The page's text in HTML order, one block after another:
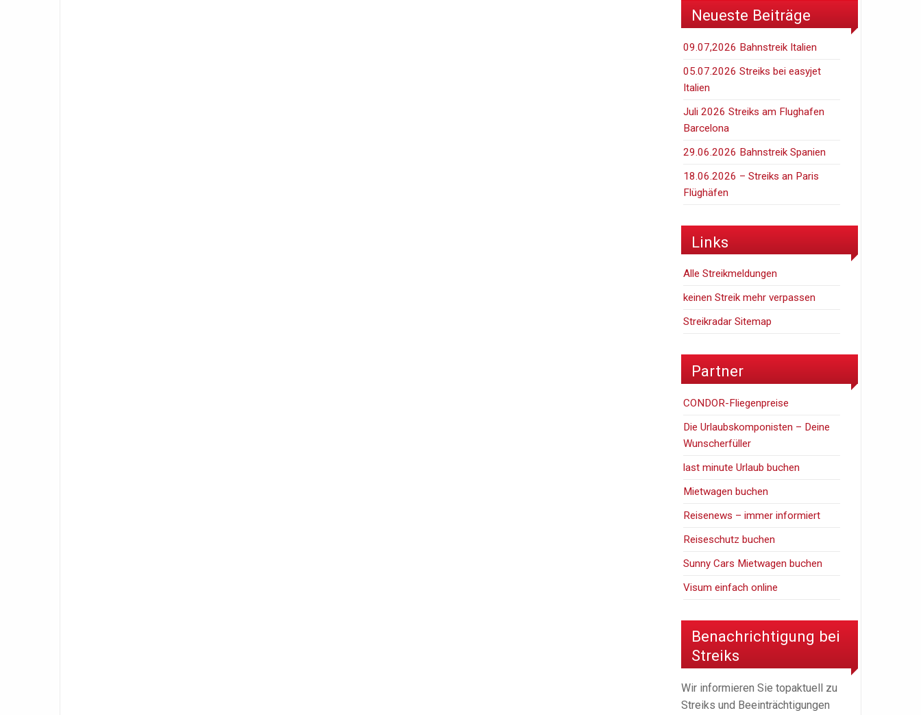
Neueste Beiträge
09.07,2026 Bahnstreik Italien
05.07.2026 Streiks bei easyjet
Italien
Juli 2026 Streiks am Flughafen
Barcelona
29.06.2026 Bahnstreik Spanien
18.06.2026 – Streiks an Paris
Flüghäfen
Links
Alle Streikmeldungen
keinen Streik mehr verpassen
Streikradar Sitemap
Partner
CONDOR-Fliegenpreise
Die Urlaubskomponisten – Deine
Wunscherfüller
last minute Urlaub buchen
Mietwagen buchen
Reisenews – immer informiert
Reiseschutz buchen
Sunny Cars Mietwagen buchen
Visum einfach online
Benachrichtigung bei
Streiks
Wir informieren Sie topaktuell zu
Streiks und Beeinträchtigungen